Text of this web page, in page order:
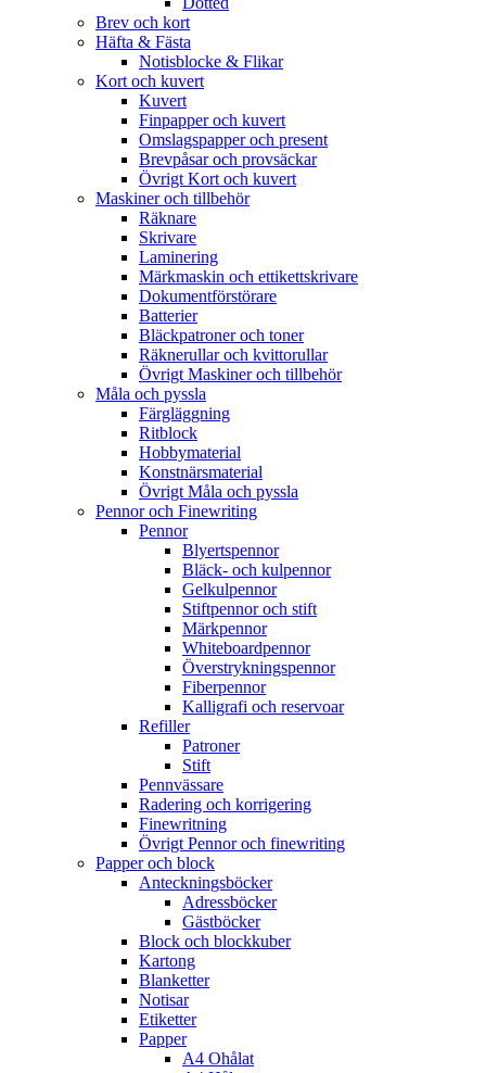
Brev och kort
Häfta & Fästa
Notisblocke & Flikar
Kort och kuvert
Kuvert
Finpapper och kuvert
Omslagspapper och present
Brevpåsar och provsäckar
Övrigt Kort och kuvert
Maskiner och tillbehör
Räknare
Skrivare
Laminering
Märkmaskin och ettikettskrivare
Dokumentförstörare
Batterier
Bläckpatroner och toner
Räknerullar och kvittorullar
Övrigt Maskiner och tillbehör
Måla och pyssla
Färgläggning
Ritblock
Hobbymaterial
Konstnärsmaterial
Övrigt Måla och pyssla
Pennor och Finewriting
Pennor
Blyertspennor
Bläck- och kulpennor
Gelkulpennor
Stiftpennor och stift
Märkpennor
Whiteboardpennor
Överstrykningspennor
Fiberpennor
Kalligrafi och reservoar
Refiller
Patroner
Stift
Pennvässare
Radering och korrigering
Finewritning
Övrigt Pennor och finewriting
Papper och block
Anteckningsböcker
Adressböcker
Gästböcker
Block och blockkuber
Kartong
Blanketter
Notisar
Etiketter
Papper
A4 Ohålat